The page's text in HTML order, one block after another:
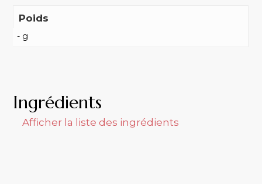
Poids
- g
Ingrédients
Afficher la liste des ingrédients